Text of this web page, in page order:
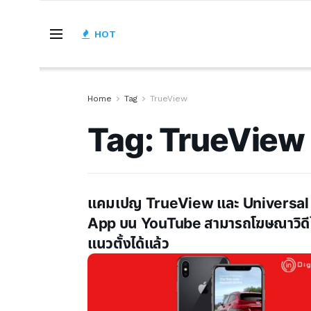
HOT
Home Tag TrueView
Tag:TrueView
แคมเปญ TrueView และ Universal
App บน YouTube สามารถโฆษณาวิดี
แนวตั้งได้แล้ว